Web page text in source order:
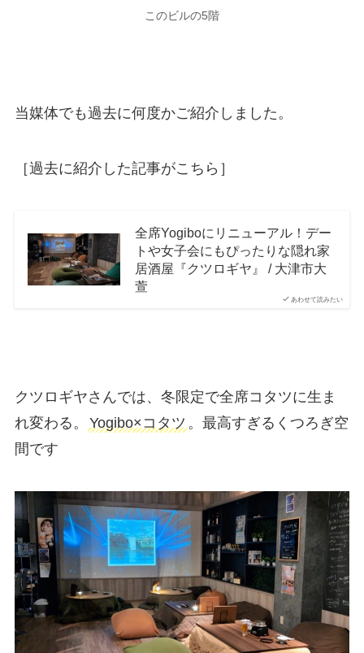
このビルの5階
当媒体でも過去に何度かご紹介しました。
［過去に紹介した記事がこちら］
あわせて読みたい
全席Yogiboにリニューアル！デー
トや女子会にもぴったりな隠れ家
居酒屋『クツロギヤ』 / 大津市大
萱
クツロギヤさんでは、冬限定で全席コタツに生ま
れ変わる。
Yogibo×コタツ 。最高すぎるくつろぎ空
間です